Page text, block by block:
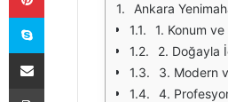
Ankara
1. Konum ve
2. Doğayla
3. Modern
4.
Skype
E-Posta ile paylaş